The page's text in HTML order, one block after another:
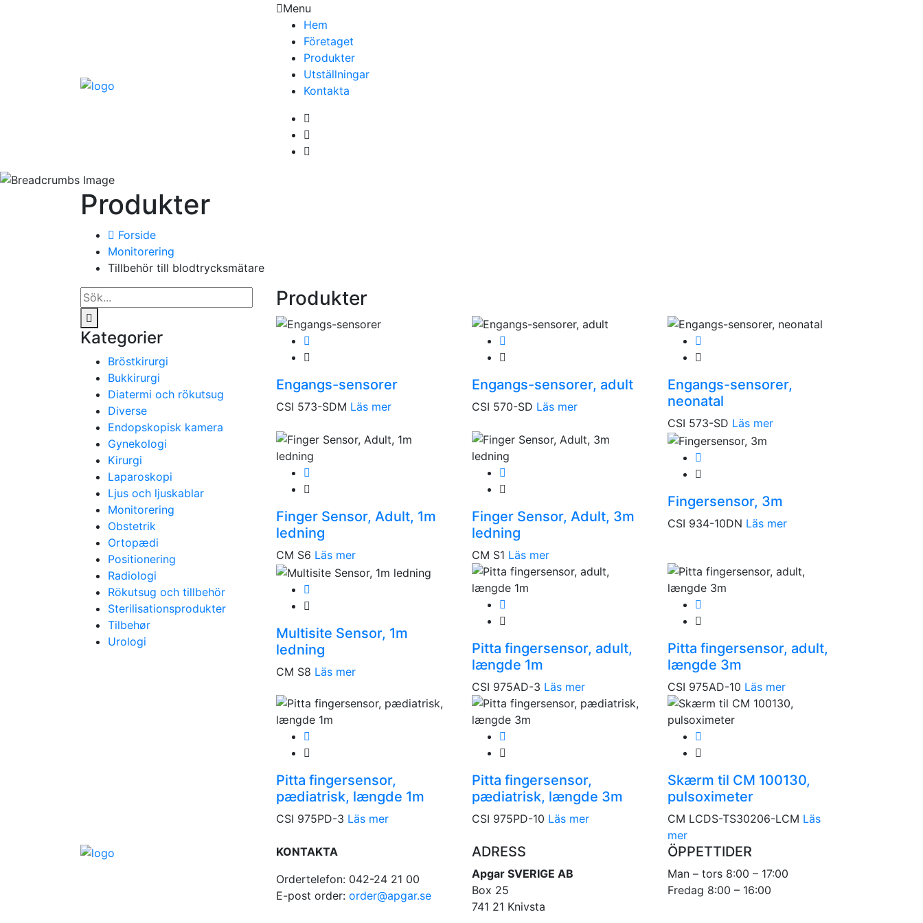
Menu
Hem
Företaget
Produkter
Utställningar
Kontakta
Produkter
Forside
Monitorering
Tillbehör till blodtrycksmätare
Produkter
Engangs-sensorer
CSI 573-SDM Läs mer
Engangs-sensorer, adult
CSI 570-SD Läs mer
Engangs-sensorer,
neonatal
CSI 573-SD Läs mer
Finger Sensor, Adult, 1m
ledning
CM S6 Läs mer
Finger Sensor, Adult, 3m
ledning
CM S1 Läs mer
Fingersensor, 3m
CSI 934-10DN Läs mer
Multisite Sensor, 1m
ledning
CM S8 Läs mer
Pitta fingersensor, adult,
længde 1m
CSI 975AD-3 Läs mer
Pitta fingersensor, adult,
længde 3m
CSI 975AD-10 Läs mer
Pitta fingersensor,
pædiatrisk, længde 1m
CSI 975PD-3 Läs mer
Pitta fingersensor,
pædiatrisk, længde 3m
CSI 975PD-10 Läs mer
Skærm til CM 100130,
pulsoximeter
CM LCDS-TS30206-LCM Läs
mer
Kategorier
Bröstkirurgi
Bukkirurgi
Diatermi och rökutsug
Diverse
Endopskopisk kamera
Gynekologi
Kirurgi
Laparoskopi
Ljus och ljuskablar
Monitorering
Obstetrik
Ortopædi
Positionering
Radiologi
Rökutsug och tillbehör
Sterilisationsprodukter
Tilbehør
Urologi
KONTAKTA
Ordertelefon: 042-24 21 00
E-post order: order@apgar.se
ADRESS
Apgar SVERIGE AB
Box 25
741 21 Knivsta
ÖPPETTIDER
Man – tors 8:00 – 17:00
Fredag 8:00 – 16:00